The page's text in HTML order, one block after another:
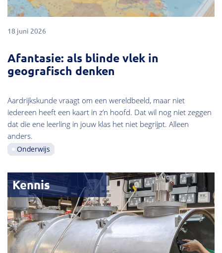
18 juni 2026
Afantasie: als blinde vlek in
geografisch denken
Aardrijkskunde vraagt om een wereldbeeld, maar niet
iedereen heeft een kaart in z’n hoofd. Dat wil nog niet zeggen
dat die ene leerling in jouw klas het niet begrijpt. Alleen
anders.
Onderwijs
Kennis